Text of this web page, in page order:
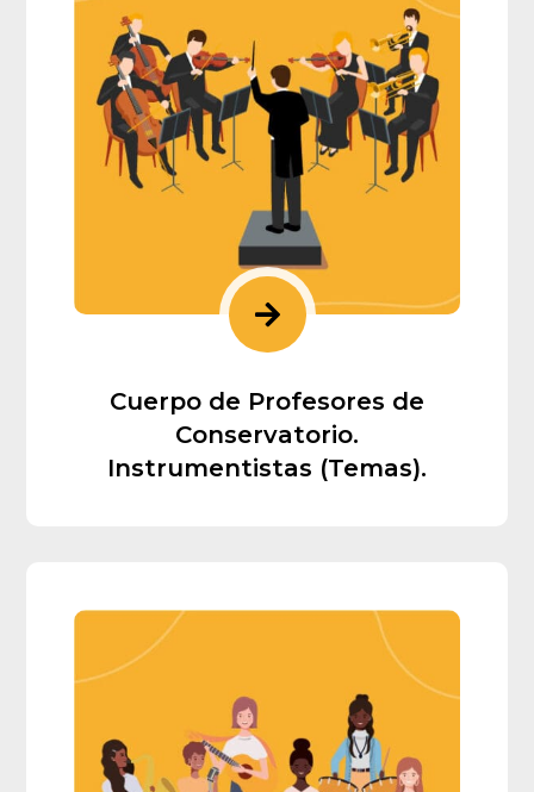

Cuerpo de Profesores de
Conservatorio.
Instrumentistas (Temas).